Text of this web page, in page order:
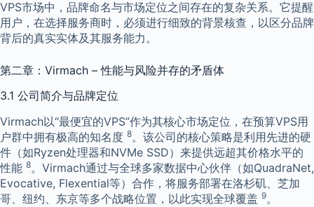
VPS市场中，品牌命名与市场定位之间存在的复杂关系。它提醒
用户，在选择服务商时，必须进行细致的背景核查，以区分品牌
背后的真实实体及其服务能力。
第二章：Virmach – 性能与风险并存的矛盾体
3.1 公司简介与品牌定位
Virmach以“最便宜的VPS”作为其核心市场定位，在预算VPS用
户群中拥有极高的知名度 8。该公司的核心策略是利用先进的硬
件（如Ryzen处理器和NVMe SSD）来提供远超其价格水平的
性能 8。Virmach通过与全球多家数据中心伙伴（如QuadraNet,
Evocative, Flexential等）合作，将服务部署在洛杉矶、芝加
哥、纽约、东京等多个战略位置，以此实现全球覆盖 9。